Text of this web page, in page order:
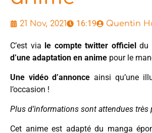
21 Nov, 2021 16:19 Quentin
C’est via le compte twitter officieldu
d’une adaptation en anime pour le
Une vidéo d’annonce ainsi qu’une
l’occasion !
Plus d’informations sont attendues très
Cet anime est adapté du manga